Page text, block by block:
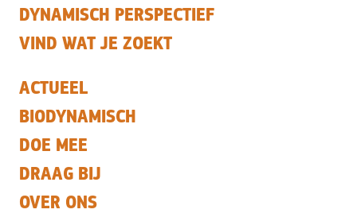
DYNAMISCH PERSPECTIEF
VIND WAT JE ZOEKT
ACTUEEL
BIODYNAMISCH
DOE MEE
DRAAG BIJ
OVER ONS